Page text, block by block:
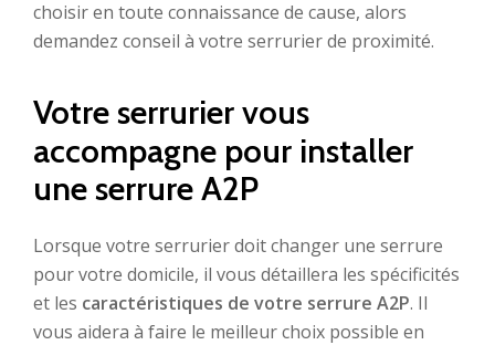
choisir en toute connaissance de cause, alors
demandez conseil à votre serrurier de proximité.
Votre serrurier vous
accompagne pour installer
une serrure A2P
Lorsque votre serrurier doit changer une serrure
pour votre domicile, il vous détaillera les spécificités
et les caractéristiques de votre serrure A2P. Il
vous aidera à faire le meilleur choix possible en